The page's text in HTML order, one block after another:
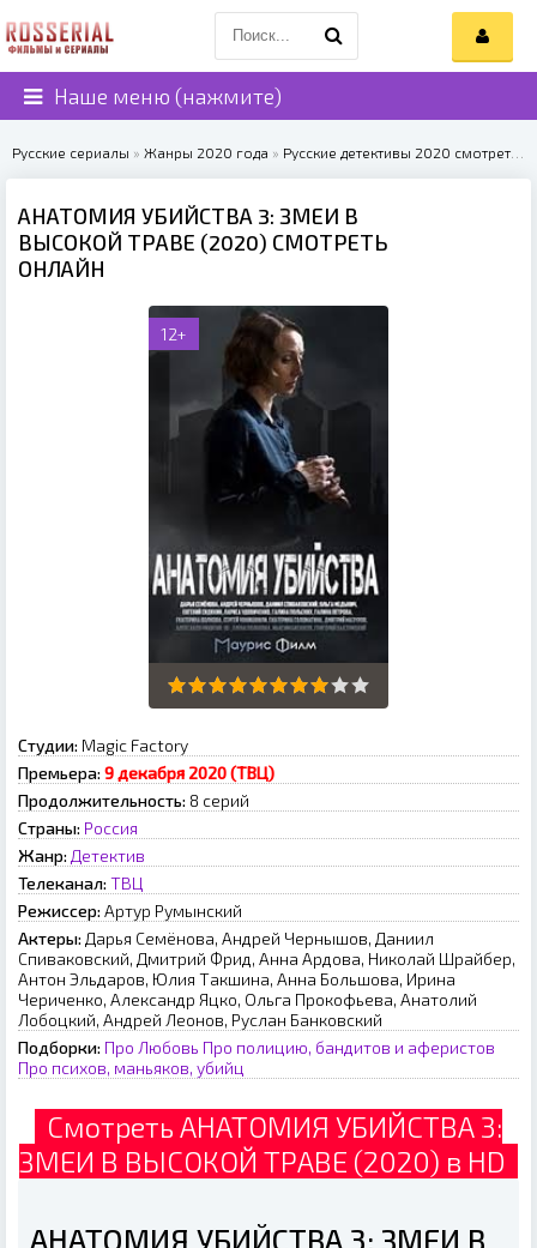
Наше меню (нажмите)
Русские сериалы » Жанры 2020 года » Русские детективы 2020 смотреть онлайн
АНАТОМИЯ УБИЙСТВА 3: ЗМЕИ В
ВЫСОКОЙ ТРАВЕ (2020) СМОТРЕТЬ
ОНЛАЙН
12+
Студии: Magic Factory
Премьера: 9 декабря 2020 (ТВЦ)
Продолжительность: 8 серий
Страны: Россия
Жанр: Детектив
Телеканал: ТВЦ
Режиссер: Артур Румынский
Актеры: Дарья Семёнова, Андрей Чернышов, Даниил
Спиваковский, Дмитрий Фрид, Анна Ардова, Николай Шрайбер,
Антон Эльдаров, Юлия Такшина, Анна Большова, Ирина
Чериченко, Александр Яцко, Ольга Прокофьева, Анатолий
Лобоцкий, Андрей Леонов, Руслан Банковский
Подборки: Про Любовь Про полицию, бандитов и аферистов
Про психов, маньяков, убийц
Смотреть АНАТОМИЯ УБИЙСТВА 3:
ЗМЕИ В ВЫСОКОЙ ТРАВЕ (2020) в HD
АНАТОМИЯ УБИЙСТВА 3: ЗМЕИ В